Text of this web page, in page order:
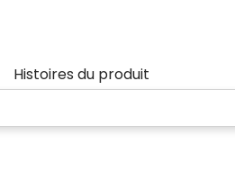
Histoires du produit